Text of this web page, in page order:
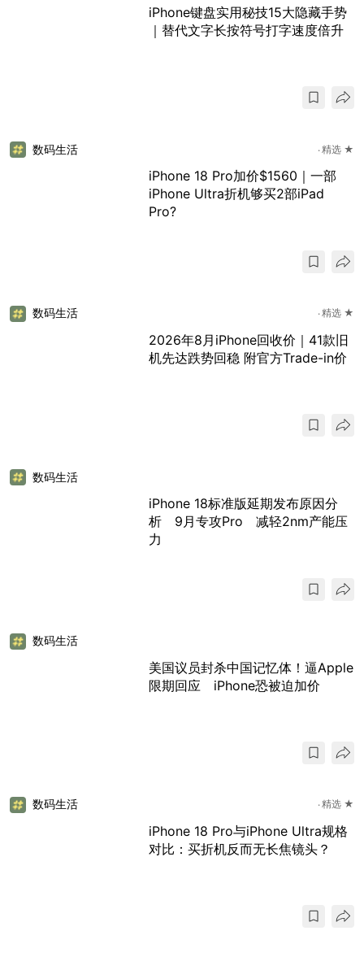
iPhone键盘实用秘技15大隐藏手势
｜替代文字长按符号打字速度倍升
数码生活 精选 ★
iPhone 18 Pro加价$1560｜一部
iPhone Ultra折机够买2部iPad
Pro?
数码生活 精选 ★
2026年8月iPhone回收价｜41款旧
机先达跌势回稳 附官方Trade-in价
数码生活
iPhone 18标准版延期发布原因分
析 9月专攻Pro 减轻2nm产能压
力
数码生活
美国议员封杀中国记忆体！逼Apple
限期回应 iPhone恐被迫加价
数码生活 精选 ★
iPhone 18 Pro与iPhone Ultra规格
对比：买折机反而无长焦镜头？